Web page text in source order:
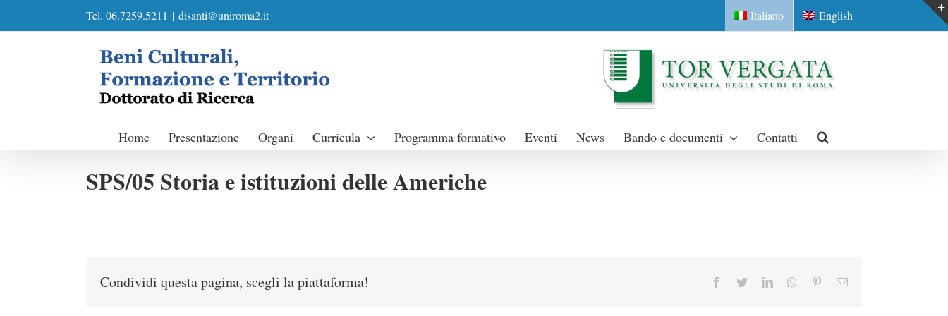
to
Tel. 06.7259.5211 | disanti@uniroma2.it Italiano English
Home Presentazione Organi Curricula Programma formativo Eventi News Bando e documenti Contatti
SPS/05 Storia e istituzioni delle Americhe
Condividi questa pagina, scegli la piattaforma! Facebook
TwitterLinkedInWhatsappPinterestEmail